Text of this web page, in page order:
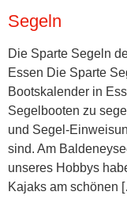
Segeln
Die Sparte Segeln
Essen Die Sparte
Bootskalender in
Segelbooten zu
und Segel-
sind. Am
unseres Hobbys
Kajaks am schönen